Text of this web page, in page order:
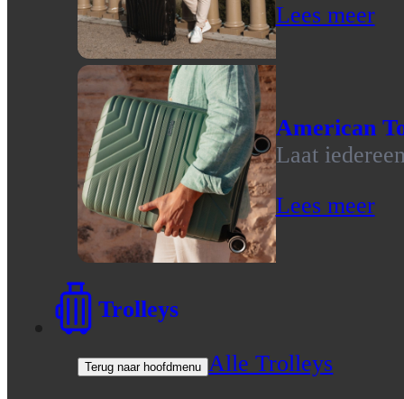
Lees meer
American
Laat
Lees meer
Trolleys
Terug naar hoofdmenu Alle Trolleys